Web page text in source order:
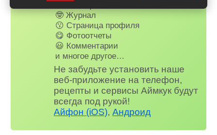
🤓 Журнал
😗 Страница профиля
😋 Фотоотчеты
😃 Комментарии
и многое другое…
Не забудьте установить наше
веб-приложение на телефон,
рецепты и сервисы Аймкук будут
всегда под рукой!
Айфон (iOS),Андроид